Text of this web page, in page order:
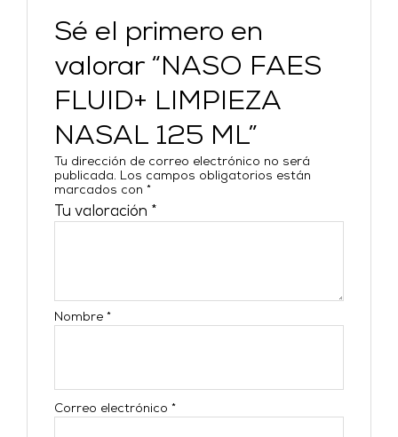
Sé el primero en
valorar “NASO FAES
FLUID+ LIMPIEZA
NASAL 125 ML”
Tu dirección de correo electrónico no será
publicada. Los campos obligatorios están
marcados con*
Tu valoración *
Nombre*
Correo electrónico*